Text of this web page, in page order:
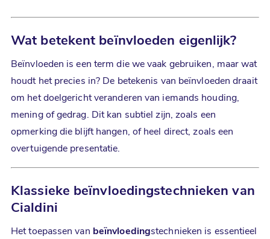
Wat betekent beïnvloeden eigenlijk?
Beïnvloeden is een term die we vaak gebruiken, maar wat
houdt het precies in? De betekenis van beïnvloeden draait
om het doelgericht veranderen van iemands houding,
mening of gedrag. Dit kan subtiel zijn, zoals een
opmerking die blijft hangen, of heel direct, zoals een
overtuigende presentatie.
Klassieke beïnvloedingstechnieken van
Cialdini
Het toepassen van beïnvloedingstechnieken is essentieel